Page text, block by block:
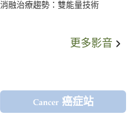
融治療趨勢：雙能量技術
更多影音
癌症站